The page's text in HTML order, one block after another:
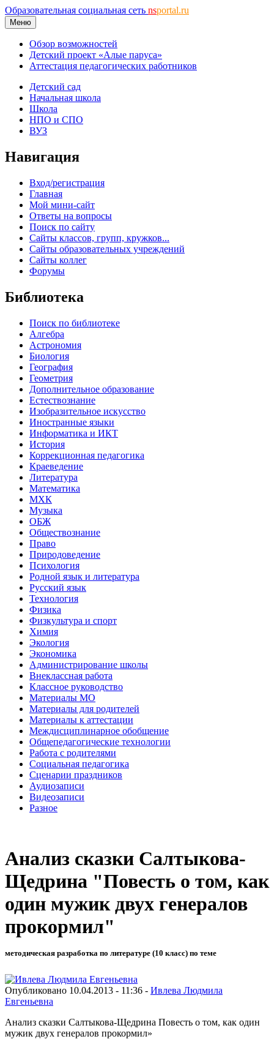
Образовательная социальная сеть nsportal.ru
Меню
Обзор возможностей
Детский проект «Алые паруса»
Аттестация педагогических работников
Детский сад
Начальная школа
Школа
НПО и СПО
ВУЗ
Навигация
Вход/регистрация
Главная
Мой мини-сайт
Ответы на вопросы
Поиск по сайту
Сайты классов, групп, кружков...
Сайты образовательных учреждений
Сайты коллег
Форумы
Библиотека
Поиск по библиотеке
Алгебра
Астрономия
Биология
География
Геометрия
Дополнительное образование
Естествознание
Изобразительное искусство
Иностранные языки
Информатика и ИКТ
История
Коррекционная педагогика
Краеведение
Литература
Математика
МХК
Музыка
ОБЖ
Обществознание
Право
Природоведение
Психология
Родной язык и литература
Русский язык
Технология
Физика
Физкультура и спорт
Химия
Экология
Экономика
Администрирование школы
Внеклассная работа
Классное руководство
Материалы МО
Материалы для родителей
Материалы к аттестации
Междисциплинарное обобщение
Общепедагогические технологии
Работа с родителями
Социальная педагогика
Сценарии праздников
Аудиозаписи
Видеозаписи
Разное
Анализ сказки Салтыкова-
Щедрина "Повесть о том, как
один мужик двух генералов
прокормил"
методическая разработка по литературе (10 класс) по теме
Опубликовано 10.04.2013 - 11:36 - Ивлева Людмила
Евгеньевна
Анализ сказки Салтыкова-Щедрина Повесть о том, как один
мужик двух генералов прокормил»